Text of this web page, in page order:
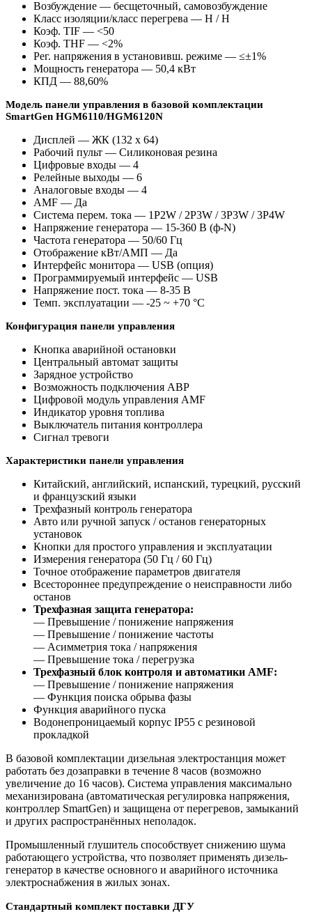
Возбуждение — бесщеточный, самовозбуждение
Класс изоляции/класс перегрева — H / H
Коэф. TIF — <50
Коэф. THF — <2%
Рег. напряжения в установивш. режиме — ≤±1%
Мощность генератора — 50,4 кВт
КПД — 88,60%
Модель панели управления в базовой комплектации
SmartGen HGM6110/HGM6120N
Дисплей — ЖК (132 x 64)
Рабочий пульт — Силиконовая резина
Цифровые входы — 4
Релейные выходы — 6
Аналоговые входы — 4
AMF — Да
Система перем. тока — 1P2W / 2P3W / 3P3W / 3P4W
Напряжение генератора — 15-360 В (ф-N)
Частота генератора — 50/60 Гц
Отображение кВт/АМП — Да
Интерфейс монитора — USB (опция)
Программируемый интерфейс — USB
Напряжение пост. тока — 8-35 В
Темп. эксплуатации — -25 ~ +70 °C
Конфигурация панели управления
Кнопка аварийной остановки
Центральный автомат защиты
Зарядное устройство
Возможность подключения АВР
Цифровой модуль управления AMF
Индикатор уровня топлива
Выключатель питания контроллера
Сигнал тревоги
Характеристики панели управления
Китайский, английский, испанский, турецкий, русский
и французский языки
Трехфазный контроль генератора
Авто или ручной запуск / останов генераторных
установок
Кнопки для простого управления и эксплуатации
Измерения генератора (50 Гц / 60 Гц)
Точное отображение параметров двигателя
Всестороннее предупреждение о неисправности либо
останов
Трехфазная защита генератора:
— Превышение / понижение напряжения
— Превышение / понижение частоты
— Асимметрия тока / напряжения
— Превышение тока / перегрузка
Трехфазный блок контроля и автоматики AMF:
— Превышение / понижение напряжения
— Функция поиска обрыва фазы
Функция аварийного пуска
Водонепроницаемый корпус IP55 с резиновой
прокладкой
В базовой комплектации дизельная электростанция может
работать без дозаправки в течение 8 часов (возможно
увеличение до 16 часов). Система управления максимально
механизирована (автоматическая регулировка напряжения,
контроллер SmartGen) и защищена от перегревов, замыканий
и других распространённых неполадок.
Промышленный глушитель способствует снижению шума
работающего устройства, что позволяет применять дизель-
генератор в качестве основного и аварийного источника
электроснабжения в жилых зонах.
Стандартный комплект поставки ДГУ